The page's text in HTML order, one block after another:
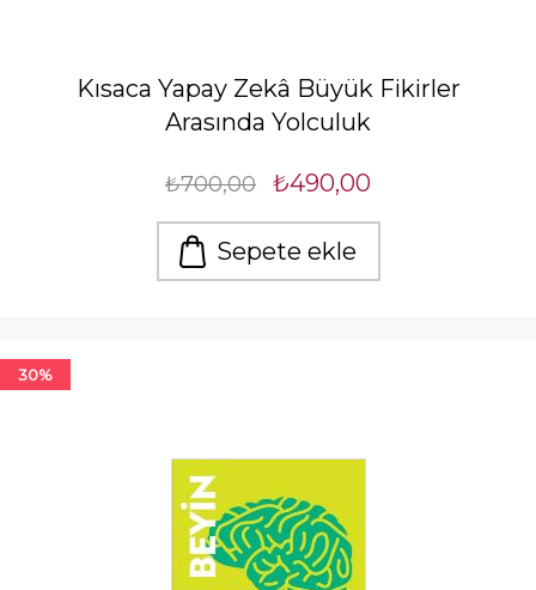
Kısaca Yapay Zekâ Büyük Fikirler
Arasında Yolculuk
₺700,00 ₺490,00
Sepete ekle
30%